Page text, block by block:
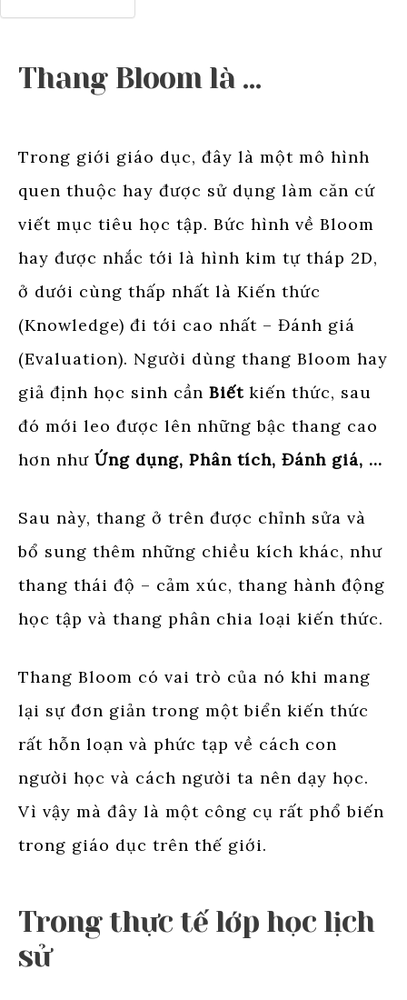
Thang Bloom là …
Trong giới giáo dục, đây là một mô hình
quen thuộc hay được sử dụng làm căn cứ
viết mục tiêu học tập. Bức hình về Bloom
hay được nhắc tới là hình kim tự tháp 2D,
ở dưới cùng thấp nhất là Kiến thức
(Knowledge) đi tới cao nhất – Đánh giá
(Evaluation). Người dùng thang Bloom hay
giả định học sinh cần Biết kiến thức, sau
đó mới leo được lên những bậc thang cao
hơn như Ứng dụng, Phân tích, Đánh giá, …
Sau này, thang ở trên được chỉnh sửa và
bổ sung thêm những chiều kích khác, như
thang thái độ – cảm xúc, thang hành động
học tập và thang phân chia loại kiến thức.
Thang Bloom có vai trò của nó khi mang
lại sự đơn giản trong một biển kiến thức
rất hỗn loạn và phức tạp về cách con
người học và cách người ta nên dạy học.
Vì vậy mà đây là một công cụ rất phổ biến
trong giáo dục trên thế giới.
Trong thực tế lớp học lịch
sử